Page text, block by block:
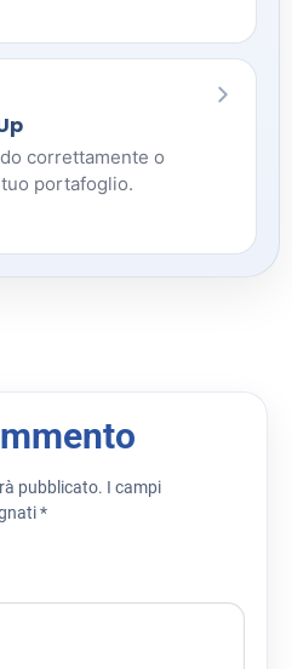
correttamente o
portafoglio.
pubblicato. I campi
*